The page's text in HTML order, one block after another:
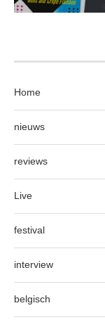
Home
nieuws
reviews
Live
festival
interview
belgisch